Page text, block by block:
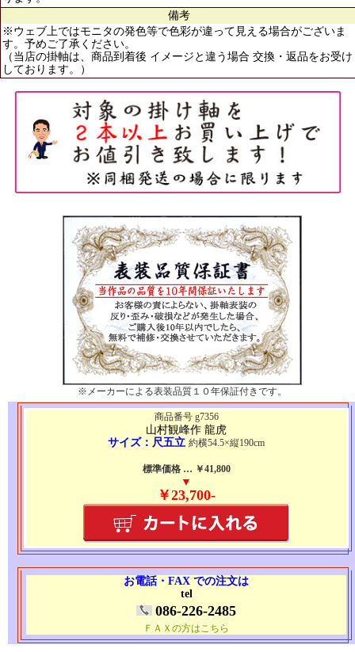
備考
※ウェブ上ではモニタの発色等で色彩が違って見える場合がございま
す。予めご了承ください。
（当店の掛軸は、商品到着後 イメージと違う場合 交換・返品をお受け
しております。）
※メーカーによる表装品質１０年保証付きです。
商品番号 g7356
山村観峰作 龍虎
サイズ：尺五立 約横54.5×縦190cm
標準価格 … ￥41,800
▼
￥23,700-
お電話・FAX での注文は
tel
086-226-2485
ＦＡＸの方はこちら